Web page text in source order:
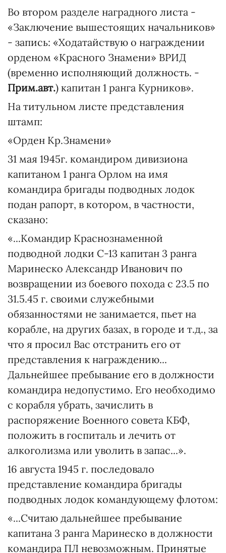
Во втором разделе наградного листа -
«Заключение вышестоящих начальников»
- запись: «Ходатайствую о награждении
орденом «Красного Знамени» ВРИД
(временно исполняющий должность. -
Прим.авт.) капитан 1 ранга Курников».
На титульном листе представления
штамп:
«Орден Кр.Знамени»
31 мая 1945г. командиром дивизиона
капитаном 1 ранга Орлом на имя
командира бригады подводных лодок
подан рапорт, в котором, в частности,
сказано:
«...Командир Краснознаменной
подводной лодки С-13 капитан 3 ранга
Маринеско Александр Иванович по
возвращении из боевого похода с 23.5 по
31.5.45 г. своими служебными
обязанностями не занимается, пьет на
корабле, на других базах, в городе и т.д., за
что я просил Вас отстранить его от
представления к награждению...
Дальнейшее пребывание его в должности
командира недопустимо. Его необходимо
с корабля убрать, зачислить в
распоряжение Военного совета КБФ,
положить в госпиталь и лечить от
алкоголизма или уволить в запас...».
16 августа 1945 г. последовало
представление командира бригады
подводных лодок командующему флотом:
«...Считаю дальнейшее пребывание
капитана 3 ранга Маринеско в должности
командира ПЛ невозможным. Принятые